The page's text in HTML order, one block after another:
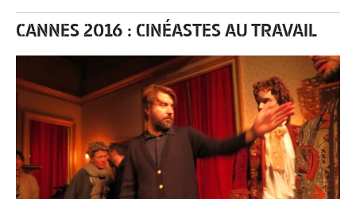
CANNES 2016 : CINÉASTES AU TRAVAIL